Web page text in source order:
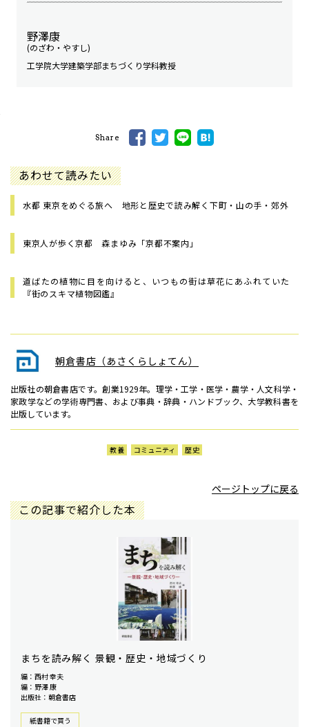
野澤康
(のざわ・やすし)
工学院大学建築学部まちづくり学科教授
Share
あわせて読みたい
水都 東京をめぐる旅へ 地形と歴史で読み解く下町・山の手・郊外
東京人が歩く京都 森まゆみ「京都不案内」
道ばたの植物に目を向けると、いつもの街は草花にあふれていた
『街のスキマ植物図鑑』
朝倉書店（あさくらしょてん）
出版社の朝倉書店です。創業1929年。理学・工学・医学・農学・人文科学・
家政学などの学術専門書、および事典・辞典・ハンドブック、大学教科書を
出版しています。
教養 コミュニティ 歴史
ページトップに戻る
この記事で紹介した本
まちを読み解く 景観・歴史・地域づくり
編：西村 幸夫
編：野澤 康
出版社：朝倉書店
紙書籍で買う